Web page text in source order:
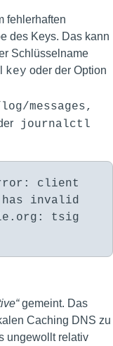
fehlerhaften
des Keys. Das kann
Schlüsselname
key oder der Option
messages,
journalctl
client
has invalid
tsig
gemeint. Das
Caching DNS zu
ungewollt relativ